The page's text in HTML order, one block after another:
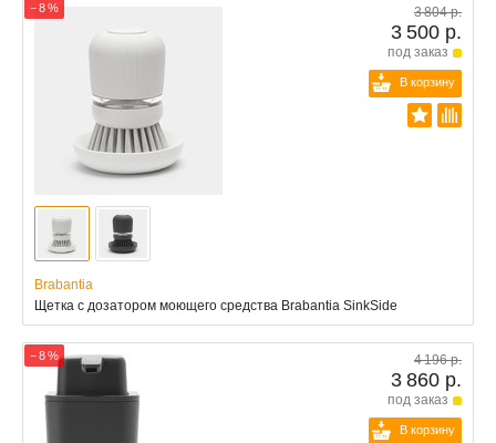
− 8 % 3 804 р.
3 500 р.
под заказ
В корзину
Brabantia
Щетка с дозатором моющего средства Brabantia SinkSide
− 8 % 4 196 р.
3 860 р.
под заказ
В корзину